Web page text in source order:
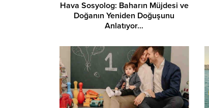
Hava Sosyolog: Baharın Müjdesi ve
Doğanın Yeniden Doğuşunu
Anlatıyor…